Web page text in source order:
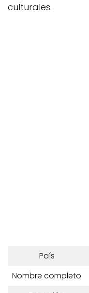
culturales.
País
Nombre completo